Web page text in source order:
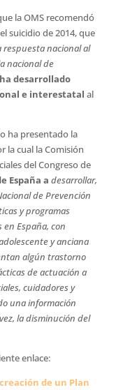
la OMS recomendó
suicidio de 2014, que
respuesta nacional al
nacional de
desarrollado
e interestatal al
ha presentado la
la cual la Comisión
del Congreso de
España a desarrollar,
de Prevención
y programas
España, con
y anciana
algún trastorno
de actuación a
cuidadores y
una información
la disminución del
enlace:
de un Plan